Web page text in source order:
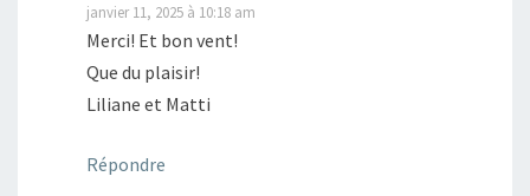
janvier 11, 2025 à 10:18 am
Merci! Et bon vent!
Que du plaisir!
Liliane et Matti
Répondre